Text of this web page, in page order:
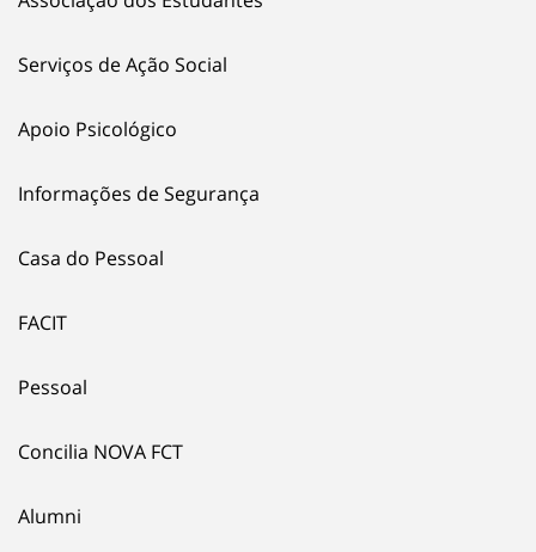
Serviços de Ação Social
Apoio Psicológico
Informações de Segurança
Casa do Pessoal
FACIT
Pessoal
Concilia NOVA FCT
Alumni